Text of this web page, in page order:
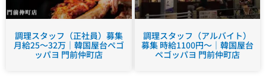
調理スタッフ（正社員）募集
月給25～32万｜韓国屋台ペゴ
ッパヨ 門前仲町店
調理スタッフ（アルバイト）
募集 時給1100円～｜韓国屋台
ペゴッパヨ 門前仲町店